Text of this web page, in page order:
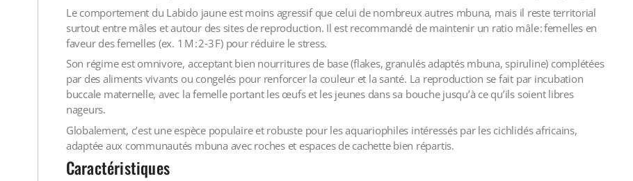
Le comportement du Labido jaune est moins agressif que celui de nombreux autres mbuna, mais il reste territorial
surtout entre mâles et autour des sites de reproduction. Il est recommandé de maintenir un ratio mâle : femelles en
faveur des femelles (ex. 1 M : 2‑3 F) pour réduire le stress.
Son régime est omnivore, acceptant bien nourritures de base (flakes, granulés adaptés mbuna, spiruline) complétées
par des aliments vivants ou congelés pour renforcer la couleur et la santé. La reproduction se fait par incubation
buccale maternelle, avec la femelle portant les œufs et les jeunes dans sa bouche jusqu’à ce qu’ils soient libres
nageurs.
Globalement, c’est une espèce populaire et robuste pour les aquariophiles intéressés par les cichlidés africains,
adaptée aux communautés mbuna avec roches et espaces de cachette bien répartis.
Caractéristiques